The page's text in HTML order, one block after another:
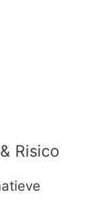
Risico